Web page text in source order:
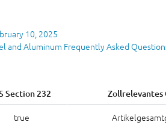
10, 2025
and Aluminum Frequently Asked
Section 232 Zollrelevantes
true